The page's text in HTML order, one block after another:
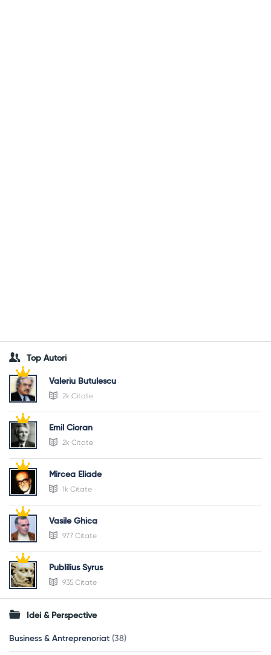
Top Autori
Valeriu Butulescu
2k Citate
Emil Cioran
2k Citate
Mircea Eliade
1k Citate
Vasile Ghica
977 Citate
Publilius Syrus
935 Citate
Idei & Perspective
Business & Antreprenoriat (38)